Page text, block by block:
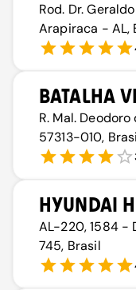
Rod. Dr.
Arapiraca - AL,
BATALHA
R. Mal.
57313-010,
HYUNDAI
AL-220, 1584 -
745, Brasil